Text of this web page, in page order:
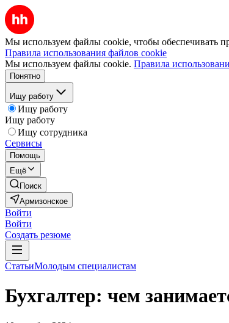
Мы используем файлы cookie, чтобы обеспечивать
Правила использования файлов cookie
Мы используем файлы cookie. Правила
Понятно
Ищу работу
Ищу работу
Ищу работу
Ищу сотрудника
Сервисы
Помощь
Ещё
Поиск
Армизонское
Войти
Войти
Создать резюме
СтатьиМолодым специалистам
Бухгалтер: чем